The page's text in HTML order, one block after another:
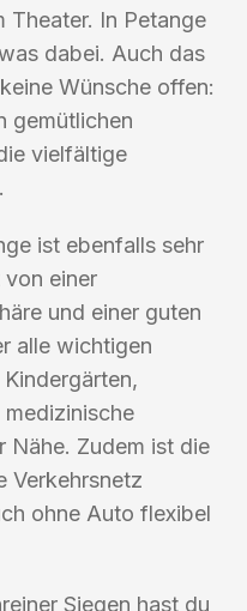
Theater. In Petange
dabei. Auch das
Wünsche offen:
gemütlichen
vielfältige
ist ebenfalls sehr
einer
und einer guten
alle wichtigen
Nähe. Zudem ist die
Verkehrsnetz
ohne Auto flexibel
Siegen hast du